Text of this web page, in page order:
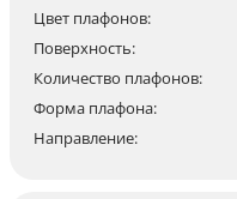
Цвет плафонов:
Поверхность:
Количество плафонов:
Форма плафона:
Направление: